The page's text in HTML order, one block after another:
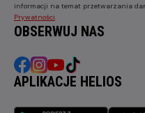
informacji na temat przetwarzania
Prywatności
OBSERWUJ NAS
APLIKACJE HELIOS